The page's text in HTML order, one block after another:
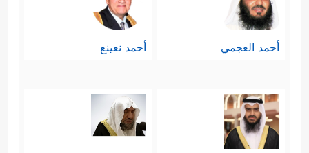
أحمد العجمي أحمد نعينع